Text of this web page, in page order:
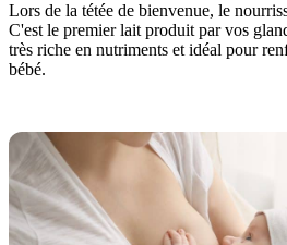
Lors de la tétée de bienvenue, le
C'est le premier lait produit par vos
très riche en nutriments et idéal pour
bébé.